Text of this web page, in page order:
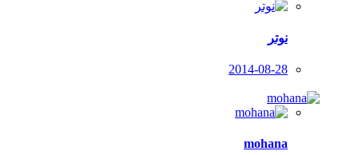
نوتر
2014-08-28
mohana